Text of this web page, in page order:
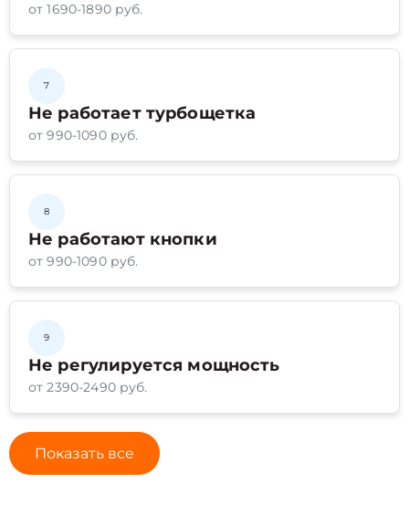
от 1690-1890 руб.
7
Не работает турбощетка
от 990-1090 руб.
8
Не работают кнопки
от 990-1090 руб.
9
Не регулируется мощность
от 2390-2490 руб.
Показать все